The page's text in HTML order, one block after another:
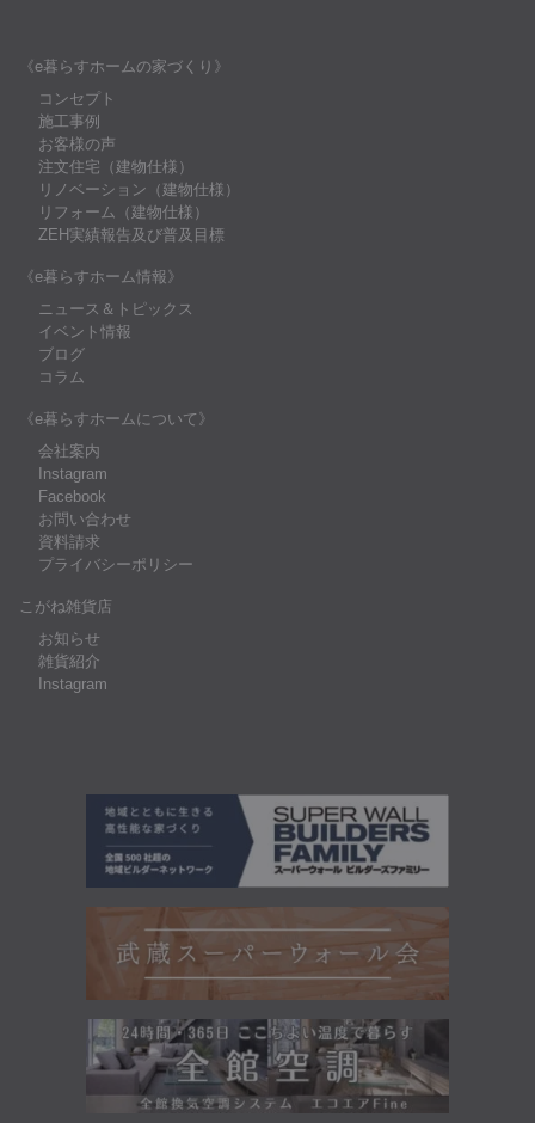
《e暮らすホームの家づくり》
コンセプト
施工事例
お客様の声
注文住宅（建物仕様）
リノベーション（建物仕様）
リフォーム（建物仕様）
ZEH実績報告及び普及目標
《e暮らすホーム情報》
ニュース＆トピックス
イベント情報
ブログ
コラム
《e暮らすホームについて》
会社案内
Instagram
Facebook
お問い合わせ
資料請求
プライバシーポリシー
こがね雑貨店
お知らせ
雑貨紹介
Instagram